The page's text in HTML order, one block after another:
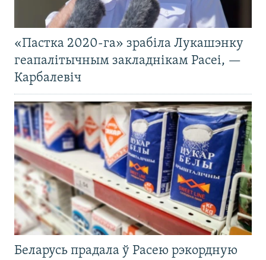
«Пастка 2020-га» зрабіла Лукашэнку
геапалітычным закладнікам Расеі, —
Карбалевіч
Беларусь прадала ў Расею рэкордную